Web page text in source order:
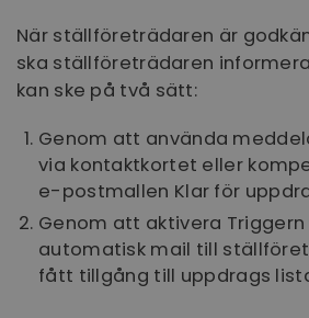
När ställföreträdaren är
ska ställföreträdaren
kan ske på två sätt:
Genom att använda
via kontaktkortet eller
e-postmallen Klar för
Genom att aktivera Triggern
automatisk mail till
fått tillgång till uppdrags